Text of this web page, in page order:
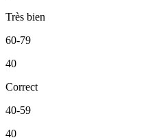
Très bien
60-79
40
Correct
40-59
40